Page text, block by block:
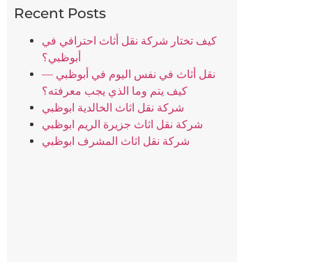
Recent Posts
كيف تختار شركة نقل أثاث احترافي في
أبوظبي؟
نقل أثاث في نفس اليوم في أبوظبي —
كيف يتم وما الذي يجب معرفته؟
شركة نقل اثاث الخالدية ابوظبي
شركة نقل اثاث جزيرة الريم ابوظبي
شركة نقل اثاث المشرف ابوظبي